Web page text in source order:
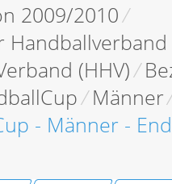
2009/2010/
(HHV)/
/ Männer
- Männer -